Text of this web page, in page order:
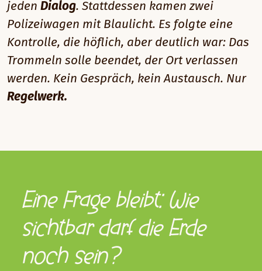
jeden Dialog. Stattdessen kamen zwei
Polizeiwagen mit Blaulicht. Es folgte eine
Kontrolle, die höflich, aber deutlich war: Das
Trommeln solle beendet, der Ort verlassen
werden. Kein Gespräch, kein Austausch. Nur
Regelwerk.
Eine Frage bleibt: Wie
sichtbar darf die Erde
noch sein?